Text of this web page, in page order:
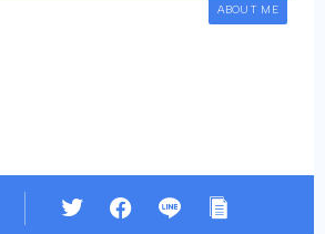
ABOUT ME